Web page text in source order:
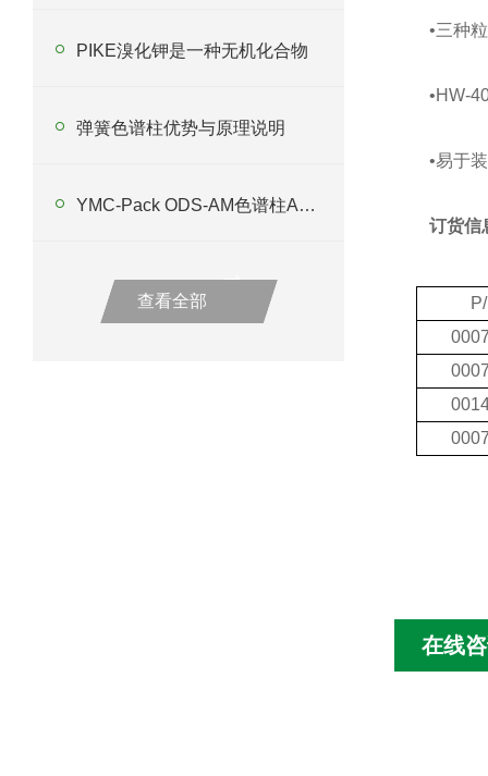
PIKE溴化钾是一种无机化合物
弹簧色谱柱优势与原理说明
YMC-Pack ODS-AM色谱柱AM12S05-2546WT 优势与应用解析
查看全部
•三种
•HW-
•易于
订货信
在线